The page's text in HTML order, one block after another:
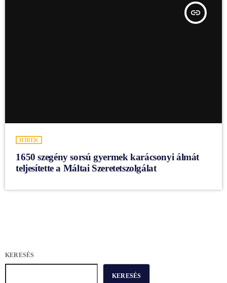
insert_link
HÍREK
1650 szegény sorsú gyermek karácsonyi álmát
teljesítette a Máltai Szeretetszolgálat
KERESÉS
KERESÉS